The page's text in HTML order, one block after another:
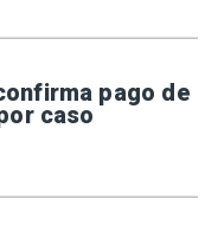
pago de
caso